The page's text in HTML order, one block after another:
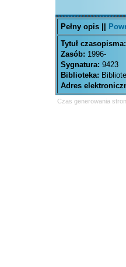
Pełny opis ||
Tytuł czasopisma:
Zasób: 1996-
Sygnatura: 9423
Biblioteka:
Adres
Czas generowania